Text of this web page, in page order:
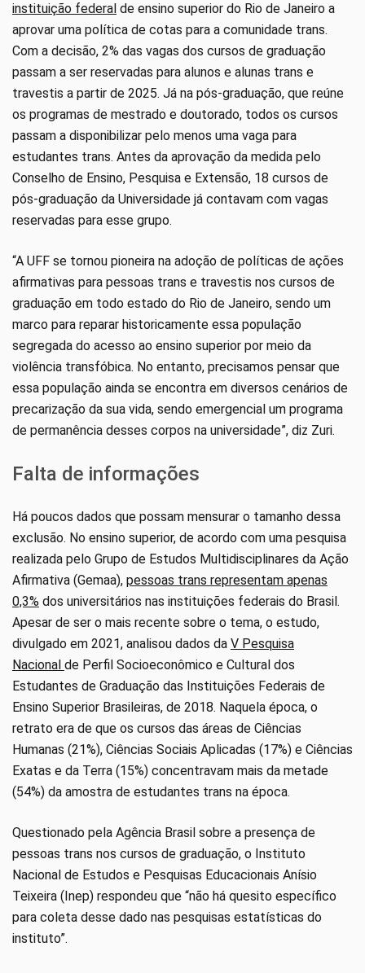
instituição federal de ensino superior do Rio de Janeiro a
aprovar uma política de cotas para a comunidade trans.
Com a decisão, 2% das vagas dos cursos de graduação
passam a ser reservadas para alunos e alunas trans e
travestis a partir de 2025. Já na pós-graduação, que reúne
os programas de mestrado e doutorado, todos os cursos
passam a disponibilizar pelo menos uma vaga para
estudantes trans. Antes da aprovação da medida pelo
Conselho de Ensino, Pesquisa e Extensão, 18 cursos de
pós-graduação da Universidade já contavam com vagas
reservadas para esse grupo.
“A UFF se tornou pioneira na adoção de políticas de ações
afirmativas para pessoas trans e travestis nos cursos de
graduação em todo estado do Rio de Janeiro, sendo um
marco para reparar historicamente essa população
segregada do acesso ao ensino superior por meio da
violência transfóbica. No entanto, precisamos pensar que
essa população ainda se encontra em diversos cenários de
precarização da sua vida, sendo emergencial um programa
de permanência desses corpos na universidade”, diz Zuri.
Falta de informações
Há poucos dados que possam mensurar o tamanho dessa
exclusão. No ensino superior, de acordo com uma pesquisa
realizada pelo Grupo de Estudos Multidisciplinares da Ação
Afirmativa (Gemaa), pessoas trans representam apenas
0,3% dos universitários nas instituições federais do Brasil.
Apesar de ser o mais recente sobre o tema, o estudo,
divulgado em 2021, analisou dados da V Pesquisa
Nacional de Perfil Socioeconômico e Cultural dos
Estudantes de Graduação das Instituições Federais de
Ensino Superior Brasileiras, de 2018. Naquela época, o
retrato era de que os cursos das áreas de Ciências
Humanas (21%), Ciências Sociais Aplicadas (17%) e Ciências
Exatas e da Terra (15%) concentravam mais da metade
(54%) da amostra de estudantes trans na época.
Questionado pela Agência Brasil sobre a presença de
pessoas trans nos cursos de graduação, o Instituto
Nacional de Estudos e Pesquisas Educacionais Anísio
Teixeira (Inep) respondeu que “não há quesito específico
para coleta desse dado nas pesquisas estatísticas do
instituto”.